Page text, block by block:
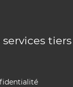
tiers
traduits